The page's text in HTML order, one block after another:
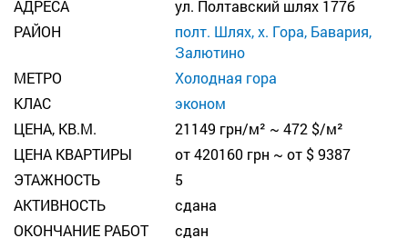
АДРЕСА
ул. Полтавский шлях 177б
РАЙОН
полт. Шлях, х. Гора, Бавария,
Залютино
МЕТРО
Холодная гора
КЛАС
эконом
ЦЕНА, КВ.М.
21149 грн/м² ~ 472 $/м²
ЦЕНА КВАРТИРЫ
от 420160 грн ~ от $ 9387
ЭТАЖНОСТЬ
5
АКТИВНОСТЬ
сдана
ОКОНЧАНИЕ РАБОТ
cдан